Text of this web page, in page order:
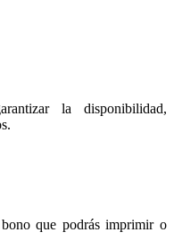
la disponibilidad,
que podrás imprimir o